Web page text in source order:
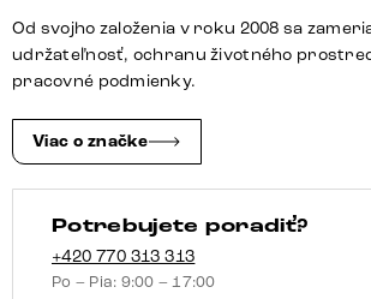
texturovaná
látka
mäkký
Od svojho založenia v roku 2008 sa
udržateľnosť, ochranu životného
pracovné podmienky.
Viac o značke
Potrebujete poradiť?
+420 770 313 313
Po – Pia: 9:00 – 17:00